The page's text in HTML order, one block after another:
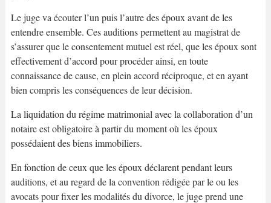
Le juge va écouter l’un puis l’autre des époux avant de les
entendre ensemble. Ces auditions permettent au magistrat de
s’assurer que le consentement mutuel est réel, que les époux sont
effectivement d’accord pour procéder ainsi, en toute
connaissance de cause, en plein accord réciproque, et en ayant
bien compris les conséquences de leur décision.
La liquidation du régime matrimonial avec la collaboration d’un
notaire est obligatoire à partir du moment où les époux
possédaient des biens immobiliers.
En fonction de ceux que les époux déclarent pendant leurs
auditions, et au regard de la convention rédigée par le ou les
avocats pour fixer les modalités du divorce, le juge prend une